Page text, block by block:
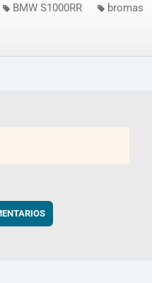
BMW S1000RR bromas